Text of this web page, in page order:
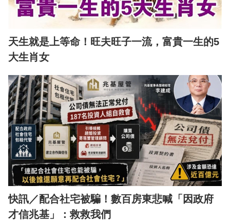
天生就是上等命！旺夫旺子一流，富貴一生的5
大生肖女
快訊／配合社宅被騙！數百房東悲喊「因政府
才信兆基」：救救我們